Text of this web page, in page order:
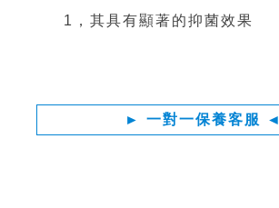
1，其具有顯著的抑菌效果
► 一對一保養客服 ◄